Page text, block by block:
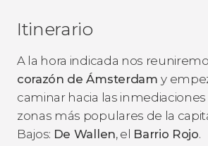
Itinerario
A la hora indicada nos
corazón de Ámsterdamy
caminar hacia las
zonas más populares de la
Bajos: De Wallen, el Barrio Rojo.